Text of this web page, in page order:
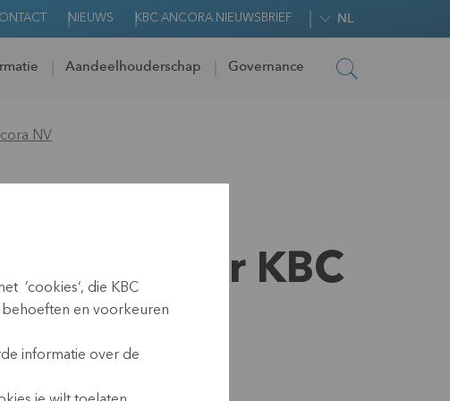
NIEUWS KBC ANCORA NIEUWSBRIEF NL
Aandeelhouderschap Governance
NV
door KBC
’cookies‘, die KBC
en voorkeuren
informatie over de